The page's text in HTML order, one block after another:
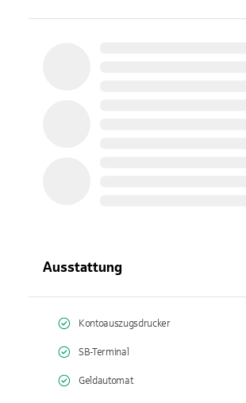
Ausstattung
Kontoauszugsdrucker
SB-Terminal
Geldautomat